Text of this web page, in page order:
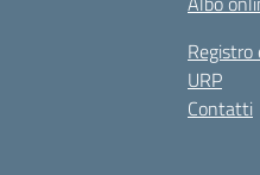
URP
Contatti